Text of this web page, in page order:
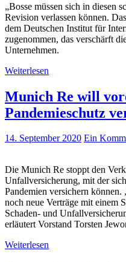
„Bosse müssen sich in diesen
Revision verlassen können.
dem Deutschen Institut für
zugenommen, das verschärft
Unternehmen.
Weiterlesen
Munich Re will
Pandemieschutz
14. September 2020 Ein
Die Munich Re stoppt den
Unfallversicherung, mit der
Pandemien versichern
noch neue Verträge mit einem
Schaden- und
erläutert Vorstand Torsten
Weiterlesen